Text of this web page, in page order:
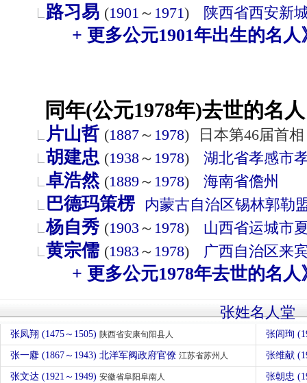
路习易 (1901 ～ 1971) 陕西省西安新
+ 更多公元1901年出生的名人
同年(公元1978年)去世的名
片山哲 (1887～ 1978) 日本第46届首相
胡建忠 (1938～ 1978) 湖北省孝感市
卓浩然 (1889 ～ 1978) 海南省儋州
巴德玛策楞 内蒙古自治区锡林郭勒
杨自秀 (1903 ～ 1978) 山西省运城市
黄宗儒 (1983 ～ 1978) 广西自治区来
+ 更多公元1978年去世的名人
张姓名人堂
张凤翔 (1475～1505) 陕西省安康旬阳县人 张闾珣
张一麔 (1867～1943) 北洋军阀政府官僚 江苏省苏州人 张维献
张文达 (1921～1949) 安徽省阜阳阜南人 张朝忠